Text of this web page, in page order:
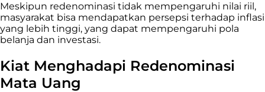
Meskipun redenominasi tidak mempengaruhi nilai riil,
masyarakat bisa mendapatkan persepsi terhadap inflasi
yang lebih tinggi, yang dapat mempengaruhi pola
belanja dan investasi.
Kiat Menghadapi Redenominasi
Mata Uang